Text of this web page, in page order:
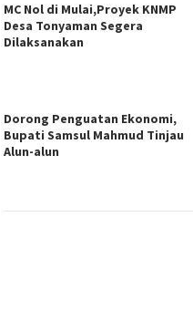
MC Nol di Mulai,Proyek KNMP
Desa Tonyaman Segera
Dilaksanakan
Dorong Penguatan Ekonomi,
Bupati Samsul Mahmud Tinjau
Alun-alun